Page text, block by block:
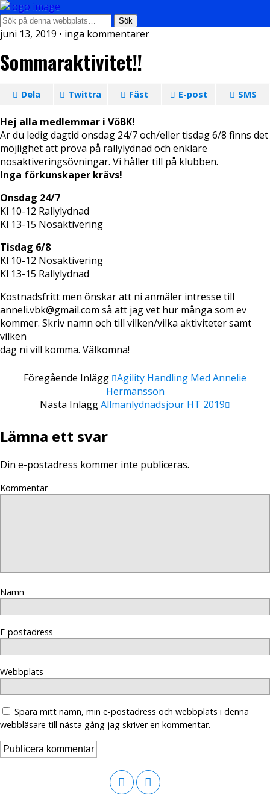
juni 13, 2019 • inga kommentarer
Sommaraktivitet!!
Dela Twittra Fäst E-post SMS
Hej alla medlemmar i VöBK!
Är du ledig dagtid onsdag 24/7 och/eller tisdag 6/8 finns det
möjlighet att pröva på rallylydnad och enklare
nosaktiveringsövningar. Vi håller till på klubben.
Inga förkunskaper krävs!
Onsdag 24/7
Kl 10-12 Rallylydnad
Kl 13-15 Nosaktivering
Tisdag 6/8
Kl 10-12 Nosaktivering
Kl 13-15 Rallylydnad
Kostnadsfritt men önskar att ni anmäler intresse till
anneli.vbk@gmail.com så att jag vet hur många som ev
kommer. Skriv namn och till vilken/vilka aktiviteter samt
vilken
dag ni vill komma. Välkomna!
Föregående Inlägg Agility Handling Med Annelie
Hermansson
Nästa InläggAllmänlydnadsjour HT 2019
Lämna ett svar
Din e-postadress kommer inte publiceras.
Kommentar
Namn
E-postadress
Webbplats
Spara mitt namn, min e-postadress och webbplats i denna
webbläsare till nästa gång jag skriver en kommentar.